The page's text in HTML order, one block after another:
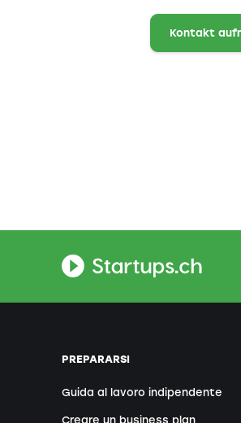
Kontakt
PREPARARSI
Guida al lavoro indipendente
Creare un business plan